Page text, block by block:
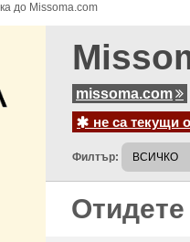
до Missoma.com
missoma.com
не са текущи
Филтър: